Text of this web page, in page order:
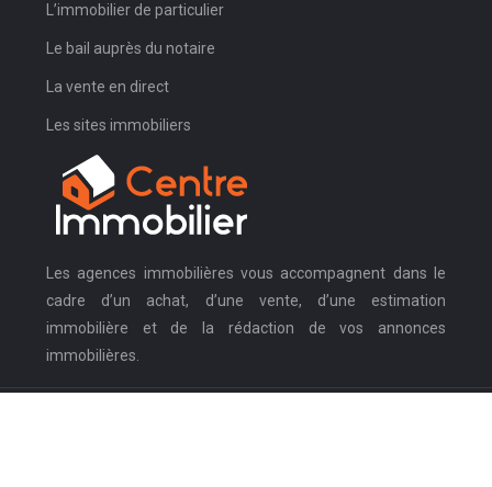
L’immobilier de particulier
Le bail auprès du notaire
La vente en direct
Les sites immobiliers
Les agences immobilières vous accompagnent dans le
cadre d’un achat, d’une vente, d’une estimation
immobilière et de la rédaction de vos annonces
immobilières.